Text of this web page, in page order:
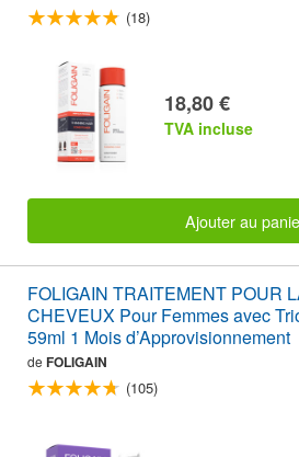
(18)
18,80 €
TVA incluse
Ajouter au
FOLIGAIN TRAITEMENT POUR
CHEVEUX Pour Femmes avec
59ml 1 Mois d’Approvisionnement
de FOLIGAIN
(105)